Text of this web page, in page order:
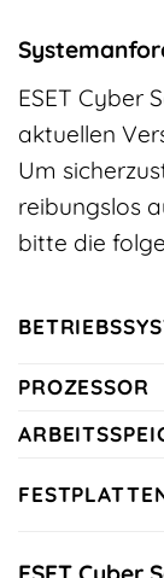
ESET Cyber
aktuellen
Um
reibungslos
bitte die
PROZESSOR